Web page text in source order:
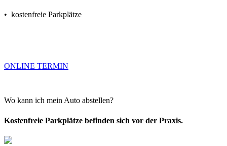
• kostenfreie Parkplätze
ONLINE TERMIN
Wo kann ich mein Auto abstellen?
Kostenfreie Parkplätze befinden sich vor der Praxis.